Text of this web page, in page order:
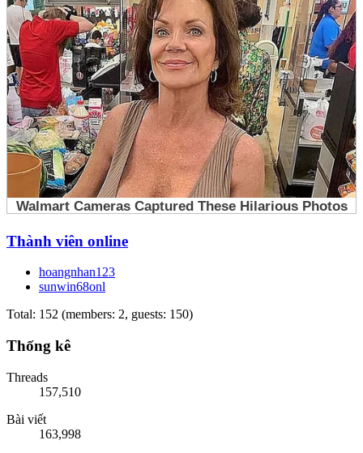
Thành viên online
hoangnhan123
sunwin68onl
Total: 152 (members: 2, guests: 150)
Thống kê
Threads
157,510
Bài viết
163,998